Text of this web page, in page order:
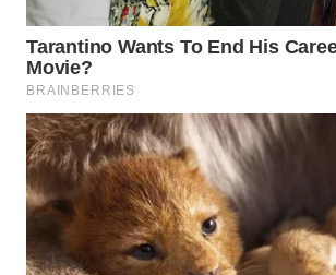
WN
SEMARANG
WN
SOLO
WN
BOROBUDUR